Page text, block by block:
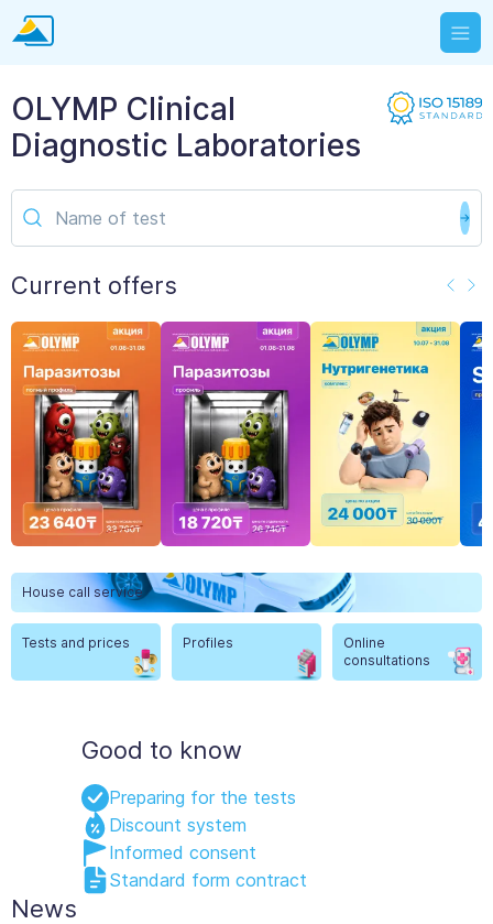
OLYMP Clinical
Diagnostic Laboratories
Current offers
1
of
12
House call service
Tests and prices Profiles
Online
consultations
Good to know
Preparing for the tests
Discount system
Informed consent
Standard form contract
News